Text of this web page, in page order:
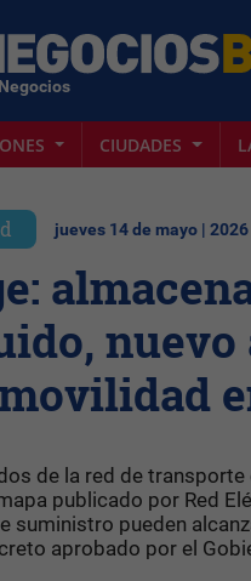
CIUDADES
jueves 14 de mayo | 2026
nuevo
de la red de
publicado por Red
suministro pueden
aprobado por el